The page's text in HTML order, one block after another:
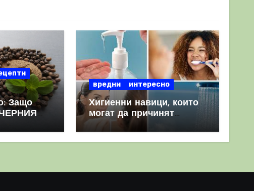
Защо
вредни интересно
Хигиенни навици, които
могат да причинят
повече вреда, отколкото
полза